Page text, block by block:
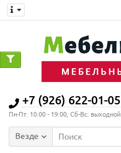
+7 (926) 622-01-05
Пн-Пт: 10:00 - 19:00, Сб-Вс: выходной
Везде